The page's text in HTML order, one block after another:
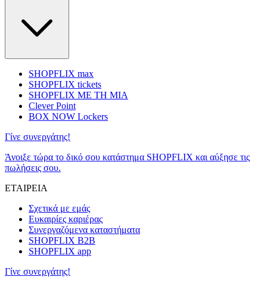
SHOPFLIX max
SHOPFLIX tickets
SHOPFLIX ΜΕ ΤΗ ΜΙΑ
Clever Point
BOX NOW Lockers
Γίνε συνεργάτης!
Άνοιξε τώρα το δικό σου κατάστημα SHOPFLIX και αύξησε τις
πωλήσεις σου.
ΕΤΑΙΡΕΙΑ
Σχετικά με εμάς
Ευκαιρίες καριέρας
Συνεργαζόμενα καταστήματα
SHOPFLIX B2B
SHOPFLIX app
Γίνε συνεργάτης!